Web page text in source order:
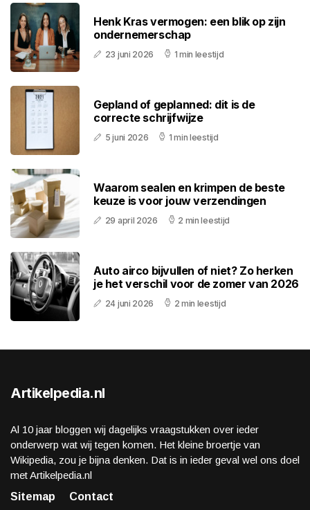
Henk Kras vermogen: een blik op zijn
ondernemerschap
23 juni 2026 1 min leestijd
Gepland of geplanned: dit is de
correcte schrijfwijze
5 juni 2026 1 min leestijd
Waarom sealen en krimpen de beste
keuze is voor jouw verzendingen
29 april 2026 2 min leestijd
Auto airco bijvullen of niet? Zo herken
je het verschil voor de zomer van 2026
24 juni 2026 2 min leestijd
Artikelpedia.nl
Al 10 jaar bloggen wij dagelijks vraagstukken over ieder
onderwerp wat wij tegen komen. Het kleine broertje van
Wikipedia, zou je bijna denken. Dat is in ieder geval wel ons doel
met Artikelpedia.nl
Sitemap
Contact